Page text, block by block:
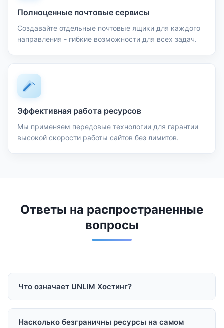
Полноценные почтовые сервисы
Создавайте отдельные почтовые ящики для каждого
направления - гибкие возможности для всех задач.
Эффективная работа ресурсов
Мы применяем передовые технологии для гарантии
высокой скорости работы сайтов без лимитов.
Ответы на распространенные
вопросы
Что означает UNLIM Хостинг?
думать о лимитах ресурсов - вы имеете всё
Насколько безграничны ресурсы на самом